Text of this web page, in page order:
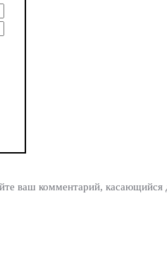
ваш комментарий, касающийся